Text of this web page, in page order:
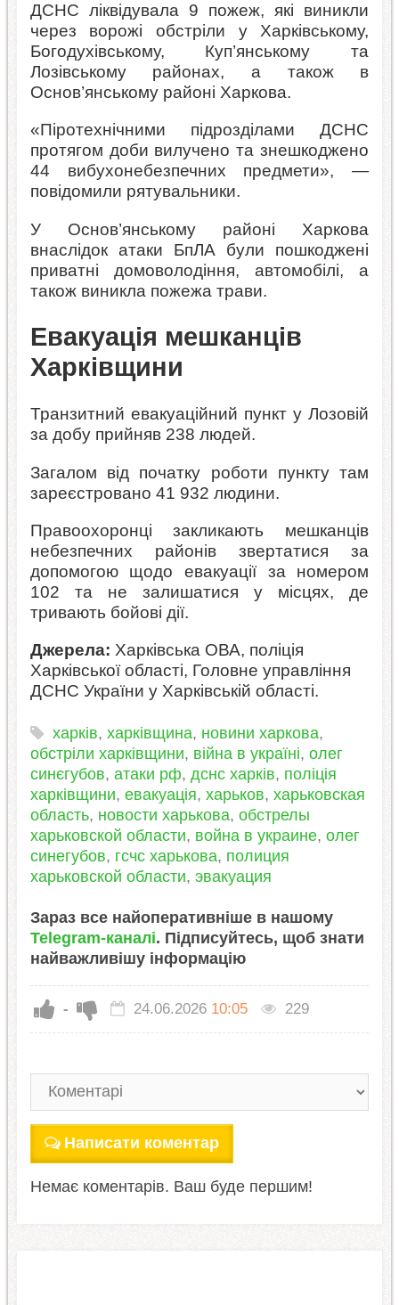
ДСНС ліквідувала 9 пожеж, які виникли
через ворожі обстріли у Харківському,
Богодухівському, Куп’янському та
Лозівському районах, а також в
Основ’янському районі Харкова.
«Піротехнічними підрозділами ДСНС
протягом доби вилучено та знешкоджено
44 вибухонебезпечних предмети», —
повідомили рятувальники.
У Основ’янському районі Харкова
внаслідок атаки БпЛА були пошкоджені
приватні домоволодіння, автомобілі, а
також виникла пожежа трави.
Евакуація мешканців
Харківщини
Транзитний евакуаційний пункт у Лозовій
за добу прийняв 238 людей.
Загалом від початку роботи пункту там
зареєстровано 41 932 людини.
Правоохоронці закликають мешканців
небезпечних районів звертатися за
допомогою щодо евакуації за номером
102 та не залишатися у місцях, де
тривають бойові дії.
Джерела: Харківська ОВА, поліція
Харківської області, Головне управління
ДСНС України у Харківській області.
харків, харківщина, новини харкова,
обстріли харківщини, війна в україні, олег
синєгубов, атаки рф, дснс харків, поліція
харківщини, евакуація, харьков, харьковская
область, новости харькова, обстрелы
харьковской области, война в украине, олег
синегубов, гсчс харькова, полиция
харьковской области, эвакуация
Зараз все найоперативніше в нашому
Telegram-каналі. Підписуйтесь, щоб знати
найважливішу інформацію
- 24.06.2026 10:05 229
Написати коментар
Немає коментарів. Ваш буде першим!